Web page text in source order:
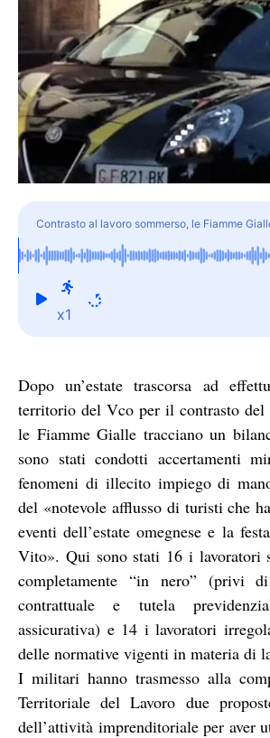
Contrasto al lavoro sommerso, le Fiamme
scoprono 45 lavoratori in nero o irregolari
x1
Dopo un’estate trascorsa ad
territorio del Vco per il contrasto del
le Fiamme Gialle tracciano un
sono stati condotti accertamenti
fenomeni di illecito impiego di
del «notevole afflusso di turisti che
eventi dell’estate omegnese e la
Vito». Qui sono stati 16 i lavoratori
completamente “in nero” (privi
contrattuale e tutela
assicurativa) e 14 i lavoratori
delle normative vigenti in materia di
I militari hanno trasmesso alla
Territoriale del Lavoro due
dell’attività imprenditoriale per aver